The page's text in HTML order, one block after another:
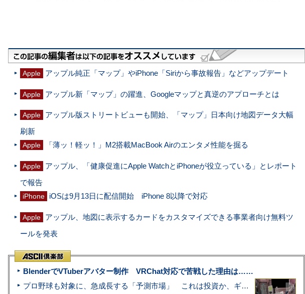
Apple アップル純正「マップ」やiPhone「Siriから事故報告」などアップデート
Apple アップル新「マップ」の躍進、Googleマップと真逆のアプローチとは
Apple
アップル版ストリートビューも開始、「マップ」日本向け地図データ大幅
刷新
Apple 「薄ッ！軽ッ！」M2搭載MacBook Airのエンタメ性能を掘る
Apple
アップル、「健康促進にApple WatchとiPhoneが役立っている」とレポート
で報告
iPhone iOSは9月13日に配信開始 iPhone 8以降で対応
Apple
アップル、地図に表示するカードをカスタマイズできる事業者向け無料ツ
ールを発表
BlenderでVTuberアバター制作 VRChat対応で苦戦した理由は……
プロ野球も対象に、急成長する「予測市場」 これは投資か、ギャンブルか